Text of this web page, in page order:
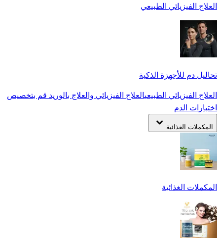
العلاج الفيزيائي الطبيعي
تحاليل دم للأجهزة الذكية
العلاج الفيزيائي الطبيعيالعلاج الفيزيائي والعلاج بالوريد قم بتخصيص
اختبارات الدم
المكملات الغذائية
المكملات الغذائية